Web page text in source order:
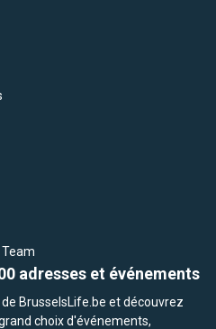
adresses et événements
BrusselsLife.be et découvrez
choix d'événements,